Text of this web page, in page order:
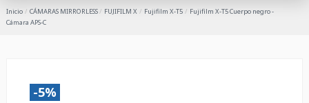
Inicio CÁMARAS MIRRORLESS FUJIFILM X Fujifilm X-T5
Fujifilm X-T5 Cuerpo negro -
Cámara APS-C
-5%